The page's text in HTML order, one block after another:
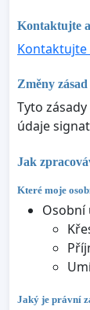
Kontaktujte
Změny
Tyto
údaje
Jak
Které moje
Osobní
Jaký je právní